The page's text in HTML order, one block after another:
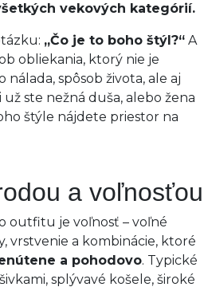
vekových kategórií.
„Čo je to boho štýl?“ A
obliekania, ktorý nie je
nálada, spôsob života, ale aj
ste nežná duša, alebo žena
štýle nájdete priestor na
a voľnosťou
outfitu je voľnosť – voľné
vrstvenie a kombinácie, ktoré
a pohodovo. Typické
splývavé košele, široké